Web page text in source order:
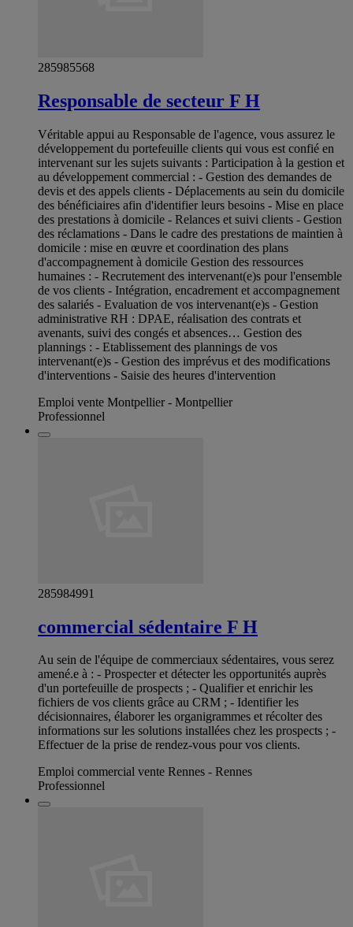
285985568
Responsable de secteur F H
Véritable appui au Responsable de l'agence, vous assurez le
développement du portefeuille clients qui vous est confié en
intervenant sur les sujets suivants : Participation à la gestion et
au développement commercial : - Gestion des demandes de
devis et des appels clients - Déplacements au sein du domicile
des bénéficiaires afin d'identifier leurs besoins - Mise en place
des prestations à domicile - Relances et suivi clients - Gestion
des réclamations - Dans le cadre des prestations de maintien à
domicile : mise en œuvre et coordination des plans
d'accompagnement à domicile Gestion des ressources
humaines : - Recrutement des intervenant(e)s pour l'ensemble
de vos clients - Intégration, encadrement et accompagnement
des salariés - Evaluation de vos intervenant(e)s - Gestion
administrative RH : DPAE, réalisation des contrats et
avenants, suivi des congés et absences… Gestion des
plannings : - Etablissement des plannings de vos
intervenant(e)s - Gestion des imprévus et des modifications
d'interventions - Saisie des heures d'intervention
Emploi vente Montpellier - Montpellier
Professionnel
285984991
commercial sédentaire F H
Au sein de l'équipe de commerciaux sédentaires, vous serez
amené.e à : - Prospecter et détecter les opportunités auprès
d'un portefeuille de prospects ; - Qualifier et enrichir les
fichiers de vos clients grâce au CRM ; - Identifier les
décisionnaires, élaborer les organigrammes et récolter des
informations sur les solutions installées chez les prospects ; -
Effectuer de la prise de rendez-vous pour vos clients.
Emploi commercial vente Rennes - Rennes
Professionnel